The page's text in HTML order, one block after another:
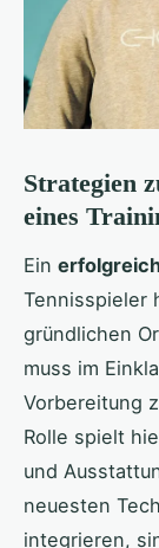
Strategien
eines
Ein
Tennisspieler
gründlichen
muss im
Vorbereitung
Rolle spielt
und
neuesten
integrieren,